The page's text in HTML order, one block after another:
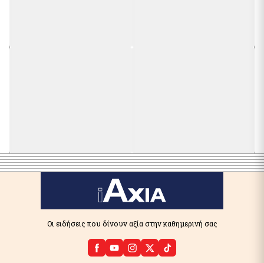
Οι ειδήσεις που δίνουν αξία στην καθημερινή σας